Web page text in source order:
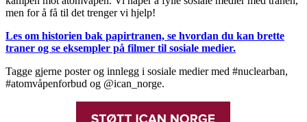
men for å få til det trenger vi hjelp!
Les om historien bak papirtranen, se hvordan du kan brette
traner og se eksempler på filmer til sosiale medier.
Tagge gjerne poster og innlegg i sosiale medier med #nuclearban,
#atomvåpenforbud og @ican_norge.